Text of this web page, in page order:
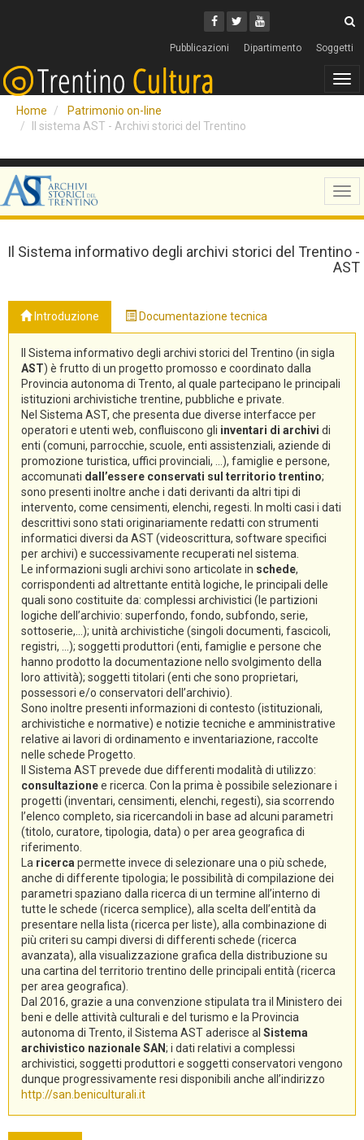
Facebook
Twitter
Youtube
Pubblicazioni Dipartimento Soggetti
Home
Patrimonio on-line
Il sistema AST - Archivi storici del Trentino
Il Sistema informativo degli archivi storici del Trentino -
AST
Introduzione Documentazione tecnica
Il Sistema informativo degli archivi storici del Trentino (in sigla
AST) è frutto di un progetto promosso e coordinato dalla
Provincia autonoma di Trento, al quale partecipano le principali
istituzioni archivistiche trentine, pubbliche e private.
Nel Sistema AST, che presenta due diverse interfacce per
operatori e utenti web, confluiscono gli inventari di archivi di
enti (comuni, parrocchie, scuole, enti assistenziali, aziende di
promozione turistica, uffici provinciali, ...), famiglie e persone,
accomunati dall’essere conservati sul territorio trentino;
sono presenti inoltre anche i dati derivanti da altri tipi di
intervento, come censimenti, elenchi, regesti. In molti casi i dati
descrittivi sono stati originariamente redatti con strumenti
informatici diversi da AST (videoscrittura, software specifici
per archivi) e successivamente recuperati nel sistema.
Le informazioni sugli archivi sono articolate in schede,
corrispondenti ad altrettante entità logiche, le principali delle
quali sono costituite da: complessi archivistici (le partizioni
logiche dell’archivio: superfondo, fondo, subfondo, serie,
sottoserie,...); unità archivistiche (singoli documenti, fascicoli,
registri, ...); soggetti produttori (enti, famiglie e persone che
hanno prodotto la documentazione nello svolgimento della
loro attività); soggetti titolari (enti che sono proprietari,
possessori e/o conservatori dell’archivio).
Sono inoltre presenti informazioni di contesto (istituzionali,
archivistiche e normative) e notizie tecniche e amministrative
relative ai lavori di ordinamento e inventariazione, raccolte
nelle schede Progetto.
Il Sistema AST prevede due differenti modalità di utilizzo:
consultazionee ricerca. Con la prima è possibile selezionare i
progetti (inventari, censimenti, elenchi, regesti), sia scorrendo
l’elenco completo, sia ricercandoli in base ad alcuni parametri
(titolo, curatore, tipologia, data) o per area geografica di
riferimento.
La ricerca permette invece di selezionare una o più schede,
anche di differente tipologia; le possibilità di compilazione dei
parametri spaziano dalla ricerca di un termine all’interno di
tutte le schede (ricerca semplice), alla scelta dell’entità da
presentare nella lista (ricerca per liste), alla combinazione di
più criteri su campi diversi di differenti schede (ricerca
avanzata), alla visualizzazione grafica della distribuzione su
una cartina del territorio trentino delle principali entità (ricerca
per area geografica).
Dal 2016, grazie a una convenzione stipulata tra il Ministero dei
beni e delle attività culturali e del turismo e la Provincia
autonoma di Trento, il Sistema AST aderisce al Sistema
archivistico nazionale SAN; i dati relativi a complessi
archivistici, soggetti produttori e soggetti conservatori vengono
dunque progressivamente resi disponibili anche all’indirizzo
http://san.beniculturali.it